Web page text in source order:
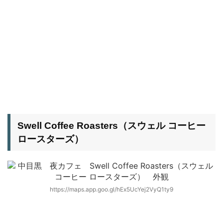
Swell Coffee Roasters（スウェル コーヒー
ロースターズ）
https://maps.app.goo.gl/hEx5UcYej2VyQ1ty9